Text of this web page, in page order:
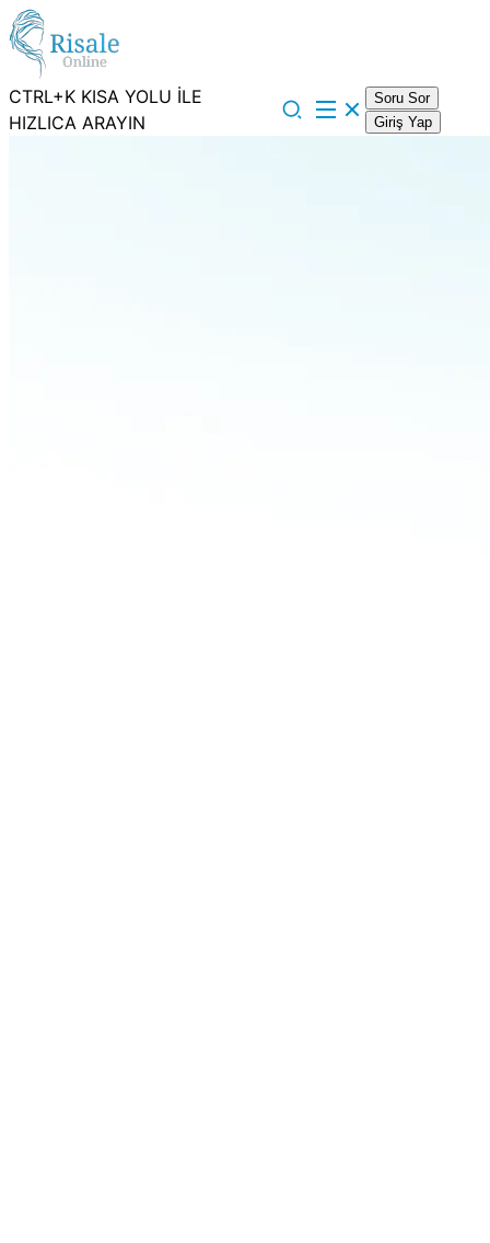
CTRL+K KISA YOLU İLE
HIZLICA ARAYIN
Soru Sor
Giriş Yap